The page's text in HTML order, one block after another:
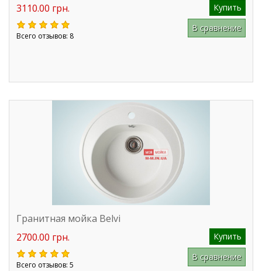
3110.00 грн.
Купить
Всего отзывов: 8
В сравнение
Гранитная мойка Belvi
2700.00 грн.
Купить
Всего отзывов: 5
В сравнение